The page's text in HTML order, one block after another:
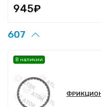
945₽
607
В наличии